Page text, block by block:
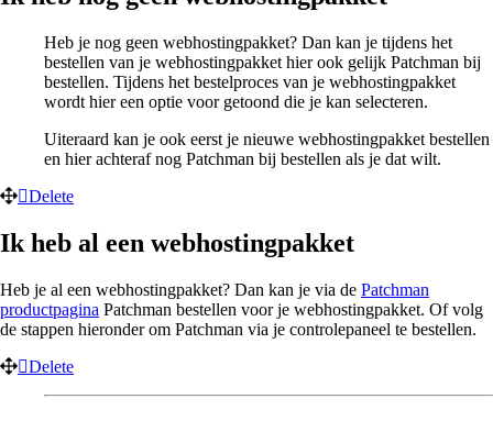
Heb je nog geen webhostingpakket? Dan kan je tijdens het
bestellen van je webhostingpakket hier ook gelijk Patchman bij
bestellen. Tijdens het bestelproces van je webhostingpakket
wordt hier een optie voor getoond die je kan selecteren.
Uiteraard kan je ook eerst je nieuwe webhostingpakket bestellen
en hier achteraf nog Patchman bij bestellen als je dat wilt.
Delete
Ik heb al een webhostingpakket
Heb je al een webhostingpakket? Dan kan je via de Patchman
productpagina Patchman bestellen voor je webhostingpakket. Of volg
de stappen hieronder om Patchman via je controlepaneel te bestellen.
Delete